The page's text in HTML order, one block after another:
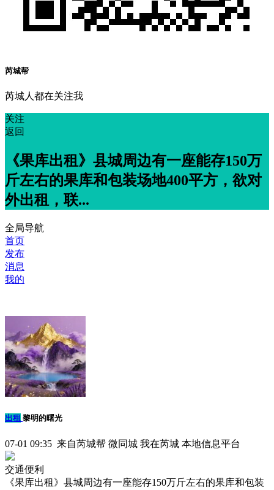
芮城帮
芮城人都在关注我
关注
返回
《果库出租》县城周边有一座能存150万
斤左右的果库和包装场地400平方，欲对
外出租，联...
全局导航
首页
发布
消息
我的
出租 黎明的曙光
07-01 09:35 来自芮城帮 微同城 我在芮城 本地信息平台
交通便利
《果库出租》县城周边有一座能存150万斤左右的果库和包装